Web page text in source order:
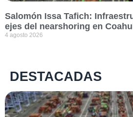
Salomón Issa Tafich:
ejes del nearshoring en
4 agosto 2026
DESTACADAS